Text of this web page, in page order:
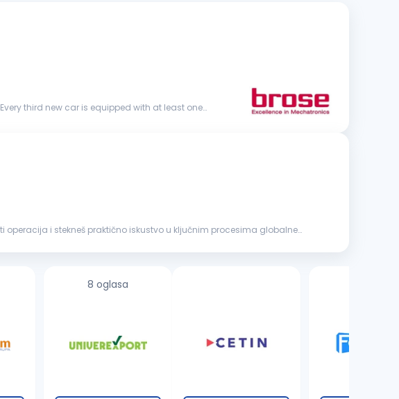
operacija i stekneš praktično iskustvo u ključnim procesima globalne
8 oglasa